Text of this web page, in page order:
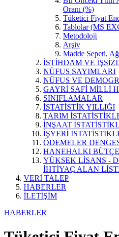
Oranı (%)
Tüketici Fiyat
Tablolar (MS
Metodoloji
Arşiv
Madde Sepeti,
İSTİHDAM VE
NÜFUS SAYIMLARI
NÜFUS VE
GAYRİ SAFİ MİLLİ
SINIFLAMALAR
İSTATİSTİK YILLIĞI
TARIM
İNŞAAT
İŞYERİ
ÖDEMELER
HANEHALKI
YÜKSEK LİSANS -
İHTİYAÇ ALAN
VERİ TALEP
HABERLER
İLETİŞİM
HABERLER